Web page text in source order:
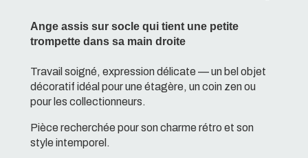
Ange assis sur socle qui tient une petite
trompette dans sa main droite
Travail soigné, expression délicate — un bel objet
décoratif idéal pour une étagère, un coin zen ou
pour les collectionneurs.
Pièce recherchée pour son charme rétro et son
style intemporel.